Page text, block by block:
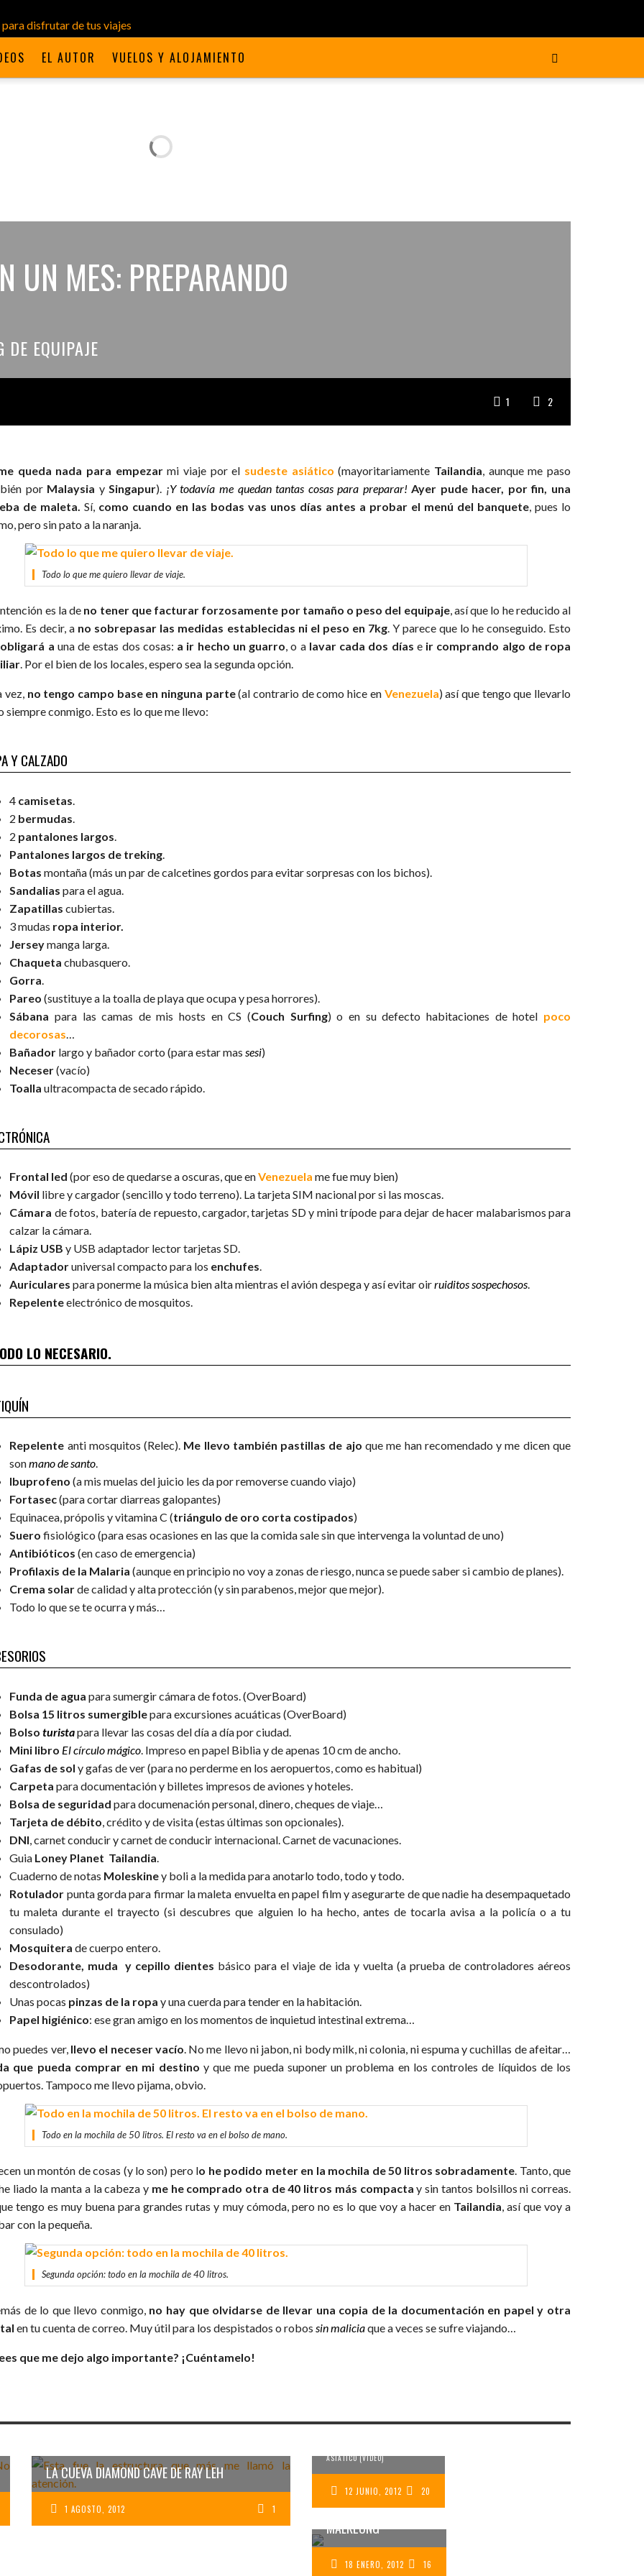
EL AUTOR VUELOS Y ALOJAMIENTO
UN MES: PREPARANDO
DE EQUIPAJE
1 2
queda nada para empezarmi viaje por el sudeste asiático (mayoritariamente Tailandia, aunque me paso
por Malaysia ySingapur). ¡Y todavía me quedan tantas cosas para preparar! Ayer pude hacer, por fin, una
de maleta. Sí, como cuando en las bodas vas unos días antes a probar el menú del banquete, pues lo
pero sin pato a la naranja.
Todo lo que me quiero llevar de viaje.
es la de no tener que facturar forzosamente por tamaño o peso del equipaje, así que lo he reducido al
Es decir, a no sobrepasar las medidas establecidas ni el peso en 7kg. Y parece que lo he conseguido. Esto
a una de estas dos cosas: a ir hecho un guarro, o a lavar cada dos días e ir comprando algo de ropa
. Por el bien de los locales, espero sea la segunda opción.
vez, no tengo campo base en ninguna parte(al contrario de como hice en Venezuela) así que tengo que llevarlo
siempre conmigo. Esto es lo que me llevo:
Y CALZADO
4 camisetas
2 bermudas
2 pantalones largos
Pantalones largos de treking
Botas montaña (más un par de calcetines gordos para evitar sorpresas con los bichos).
Sandaliaspara el agua.
Zapatillascubiertas.
3 mudas ropa interior.
Jerseymanga larga.
Chaquetachubasquero.
Gorra
Pareo(sustituye a la toalla de playa que ocupa y pesa horrores).
Sábana para las camas de mis hosts en CS (Couch Surfing) o en su defecto habitaciones de hotel poco
decorosas
Bañador largo y bañador corto (para estar mas sesi)
Neceser(vacío)
Toallaultracompacta de secado rápido.
Frontal led (por eso de quedarse a oscuras, que enVenezuelame fue muy bien)
Móvil libre y cargador (sencillo y todo terreno). La tarjeta SIM nacional por si las moscas.
Cámara de fotos, batería de repuesto, cargador, tarjetas SD y mini trípode para dejar de hacer malabarismos para
calzar la cámara.
Lápiz USBy USB adaptador lector tarjetas SD.
Adaptadoruniversal compacto para los enchufes.
Auricularespara ponerme la música bien alta mientras el avión despega y así evitar oirruiditos sospechosos.
Repelenteelectrónico de mosquitos.
Repelente anti mosquitos (Relec). Me llevo también pastillas de ajo que me han recomendado y me dicen que
sonmano de santo.
Ibuprofeno(a mis muelas del juicio les da por removerse cuando viajo)
Fortasec(para cortar diarreas galopantes)
Equinacea, própolis y vitamina C (triángulo de oro corta costipados)
Suerofisiológico (para esas ocasiones en las que la comida sale sin que intervenga la voluntad de uno)
Antibióticos(en caso de emergencia)
Profilaxis de la Malaria (aunque en principio no voy a zonas de riesgo, nunca se puede saber si cambio de planes).
Crema solarde calidad y alta protección (y sin parabenos, mejor que mejor).
Todo lo que se te ocurra y más…
Funda de agua para sumergir cámara de fotos. (OverBoard)
Bolsa 15 litros sumergiblepara excursiones acuáticas (OverBoard)
Bolsoturistapara llevar las cosas del día a día por ciudad.
Mini libro El círculo mágico . Impreso en papel Biblia y de apenas 10 cm de ancho.
Gafas de sol y gafas de ver (para no perderme en los aeropuertos, como es habitual)
Carpetapara documentación y billetes impresos de aviones y hoteles.
Bolsa de seguridadpara documenación personal, dinero, cheques de viaje…
Tarjeta de débito , crédito y de visita (estas últimas son opcionales).
DNI , carnet conducir y carnet de conducir internacional. Carnet de vacunaciones.
Guia Loney Planet Tailandia
Cuaderno de notas Moleskiney boli a la medida para anotarlo todo, todo y todo.
Rotulador punta gorda para firmar la maleta envuelta en papel film y asegurarte de que nadie ha desempaquetado
tu maleta durante el trayecto (si descubres que alguien lo ha hecho, antes de tocarla avisa a la policía o a tu
consulado)
Mosquitera de cuerpo entero.
Desodorante, muda y cepillo dientes básico para el viaje de ida y vuelta (a prueba de controladores aéreos
descontrolados)
Unas pocas pinzas de la ropa y una cuerda para tender en la habitación.
Papel higiénico: ese gran amigo en los momentos de inquietud intestinal extrema…
puedes ver, llevo el neceser vacío . No me llevo ni jabon, ni body milk, ni colonia, ni espuma y cuchillas de afeitar…
que pueda comprar en mi destino y que me pueda suponer un problema en los controles de líquidos de los
Tampoco me llevo pijama, obvio.
Todo en la mochila de 50 litros. El resto va en el bolso de mano.
un montón de cosas (y lo son) pero lo he podido meter en la mochila de 50 litros sobradamente . Tanto, que
liado la manta a la cabeza y me he comprado otra de 40 litros más compacta y sin tantos bolsillos ni correas.
tengo es muy buena para grandes rutas y muy cómoda, pero no es lo que voy a hacer en Tailandia , así que voy a
con la pequeña.
Segunda opción: todo en la mochila de 40 litros.
de lo que llevo conmigo, no hay que olvidarse de llevar una copia de la documentación en papel y otra
en tu cuenta de correo. Muy útil para los despistados o robos sin maliciaque a veces se sufre viajando…
que me dejo algo importante? ¡Cuéntamelo!
LA CUEVA DIAMOND CAVE DE RAY LEH
1 AGOSTO, 2012 1
FOTOGRAFÍAS
ASIÁTICO (VÍDEO)
12 JUNIO, 2012 20
MERCADO FLOTANTE
DE AMPHAWA –
MERCADO EN LAS
VÍAS DEL TREN DE
MAEKLONG
18 ENERO, 2012 16